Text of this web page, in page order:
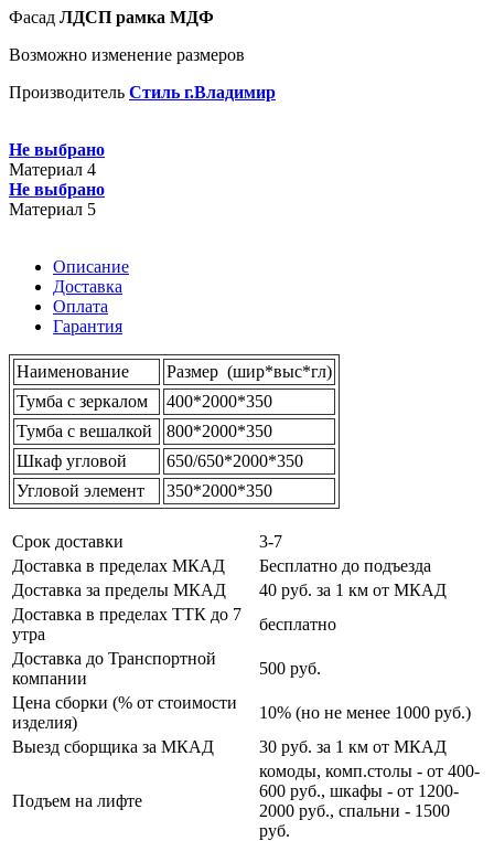
Фасад ЛДСП рамка МДФ
Возможно изменение размеров
Производитель Стиль г.Владимир
Не выбрано
Материал 4
Не выбрано
Материал 5
Описание
Доставка
Оплата
Гарантия
Наименование Размер (шир*выс*гл)
Тумба с зеркалом
400*2000*350
Тумба с вешалкой
800*2000*350
Шкаф угловой
650/650*2000*350
Угловой элемент
350*2000*350
Срок доставки
3-7
Доставка в пределах МКАД
Бесплатно до подъезда
Доставка за пределы МКАД
40 руб. за 1 км от МКАД
Доставка в пределах ТТК до 7
утра
бесплатно
Доставка до Транспортной
компании
500 руб.
Цена сборки (% от стоимости
изделия)
10% (но не менее 1000 руб.)
Выезд сборщика за МКАД
30 руб. за 1 км от МКАД
Подъем на лифте
комоды, комп.столы - от 400-
600 руб., шкафы - от 1200-
2000 руб., спальни - 1500
руб.